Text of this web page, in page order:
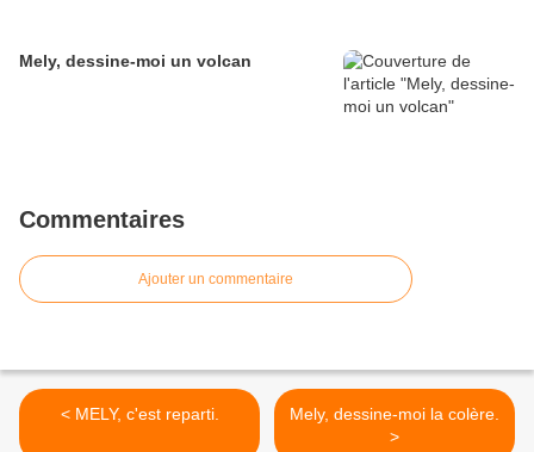
Mely, dessine-moi un volcan
Commentaires
Ajouter un commentaire
< MELY, c'est reparti.
Mely, dessine-moi la colère.
>